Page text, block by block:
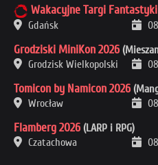
Wakacyjne Targi
Gdańsk
Grodziski MiniKon 2026
Grodzisk Wielkopolski
Tomicon by Namicon 2026
Wrocław
Flamberg 2026 (LARP i RPG)
Czatachowa